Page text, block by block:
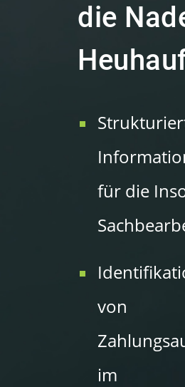
die
für die
von
im